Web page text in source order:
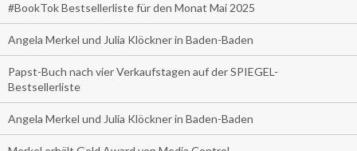
#BookTok Bestsellerliste für den Monat Mai 2025
Angela Merkel und Julia Klöckner in Baden-Baden
Papst-Buch nach vier Verkaufstagen auf der SPIEGEL-
Bestsellerliste
Angela Merkel und Julia Klöckner in Baden-Baden